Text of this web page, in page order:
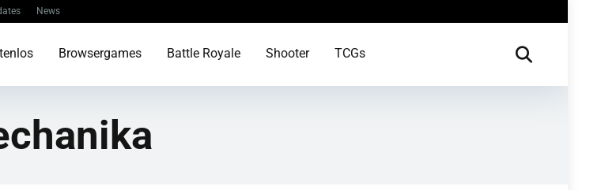
News
Browsergames Battle Royale Shooter TCGs